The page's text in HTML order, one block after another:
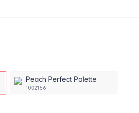
Peach Perfect Palette
1002156